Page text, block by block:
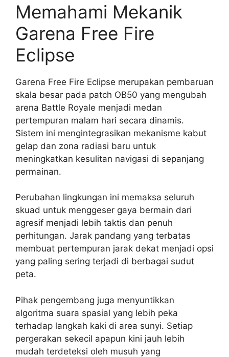
Memahami Mekanik
Garena Free Fire
Eclipse
Garena Free Fire Eclipse merupakan pembaruan
skala besar pada patch OB50 yang mengubah
arena Battle Royale menjadi medan
pertempuran malam hari secara dinamis.
Sistem ini mengintegrasikan mekanisme kabut
gelap dan zona radiasi baru untuk
meningkatkan kesulitan navigasi di sepanjang
permainan.
Perubahan lingkungan ini memaksa seluruh
skuad untuk menggeser gaya bermain dari
agresif menjadi lebih taktis dan penuh
perhitungan. Jarak pandang yang terbatas
membuat pertempuran jarak dekat menjadi opsi
yang paling sering terjadi di berbagai sudut
peta.
Pihak pengembang juga menyuntikkan
algoritma suara spasial yang lebih peka
terhadap langkah kaki di area sunyi. Setiap
pergerakan sekecil apapun kini jauh lebih
mudah terdeteksi oleh musuh yang